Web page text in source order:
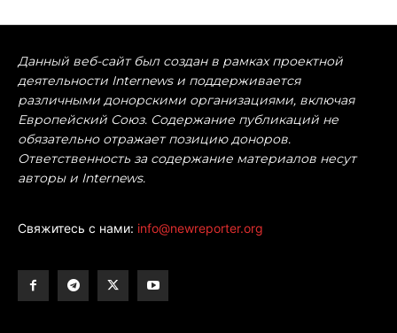
Данный веб-сайт был создан в рамках проектной
деятельности Internews и поддерживается
различными донорскими организациями, включая
Европейский Союз. Содержание публикаций не
обязательно отражает позицию доноров.
Ответственность за содержание материалов несут
авторы и Internews.
Свяжитесь с нами: info@newreporter.org